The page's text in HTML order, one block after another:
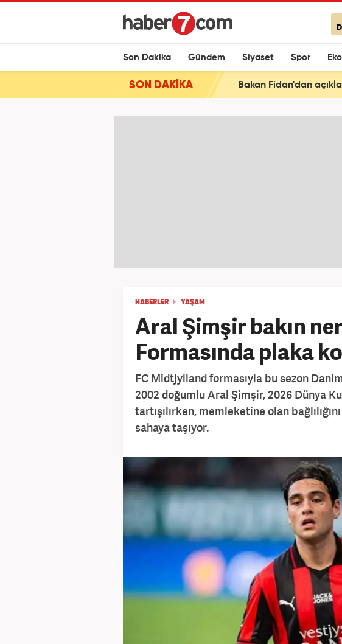
Son Dakika Gündem Siyaset Spor
SON DAKİKA Bakan Fidan'dan
HABERLER YAŞAM
Aral Şimşir bakın
Formasında plaka
FC Midtjylland formasıyla bu sezon
2002 doğumlu Aral Şimşir, 2026 Dünya
tartışılırken, memleketine olan
sahaya taşıyor.